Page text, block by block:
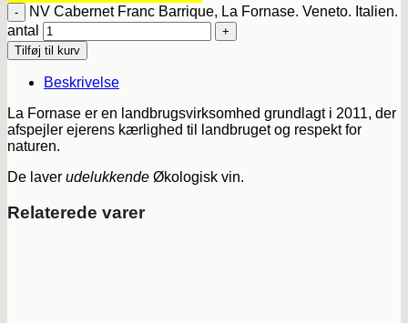
NV Cabernet Franc Barrique, La Fornase. Veneto. Italien.
antal
Tilføj til kurv
Beskrivelse
La Fornase er en landbrugsvirksomhed grundlagt i 2011, der
afspejler ejerens kærlighed til landbruget og respekt for
naturen.
De laver udelukkende Økologisk vin.
Relaterede varer